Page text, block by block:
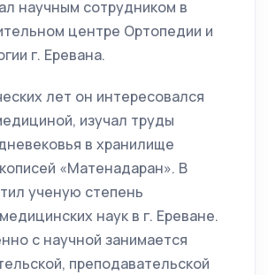
научным сотрудником в
центре Ортопедии и
г. Еревана.
лет он интересовался
изучал труды
в хранилище
«Матенадаран». В
ученую степень
наук в г. Ереване.
с научной занимается
преподавательской